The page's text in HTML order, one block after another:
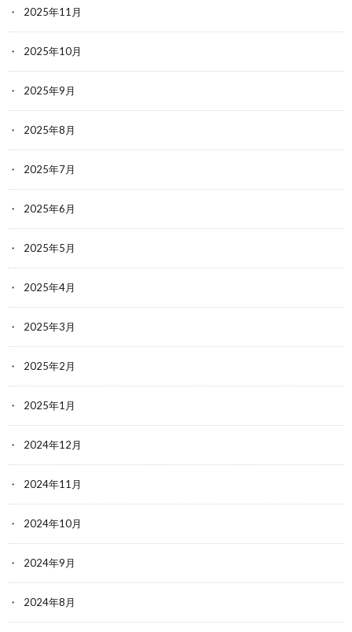
2025年11月
2025年10月
2025年9月
2025年8月
2025年7月
2025年6月
2025年5月
2025年4月
2025年3月
2025年2月
2025年1月
2024年12月
2024年11月
2024年10月
2024年9月
2024年8月